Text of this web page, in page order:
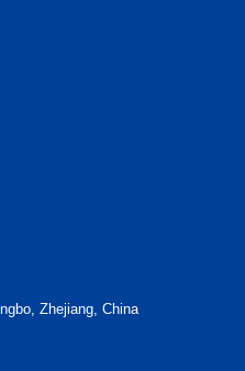
Zhejiang, China